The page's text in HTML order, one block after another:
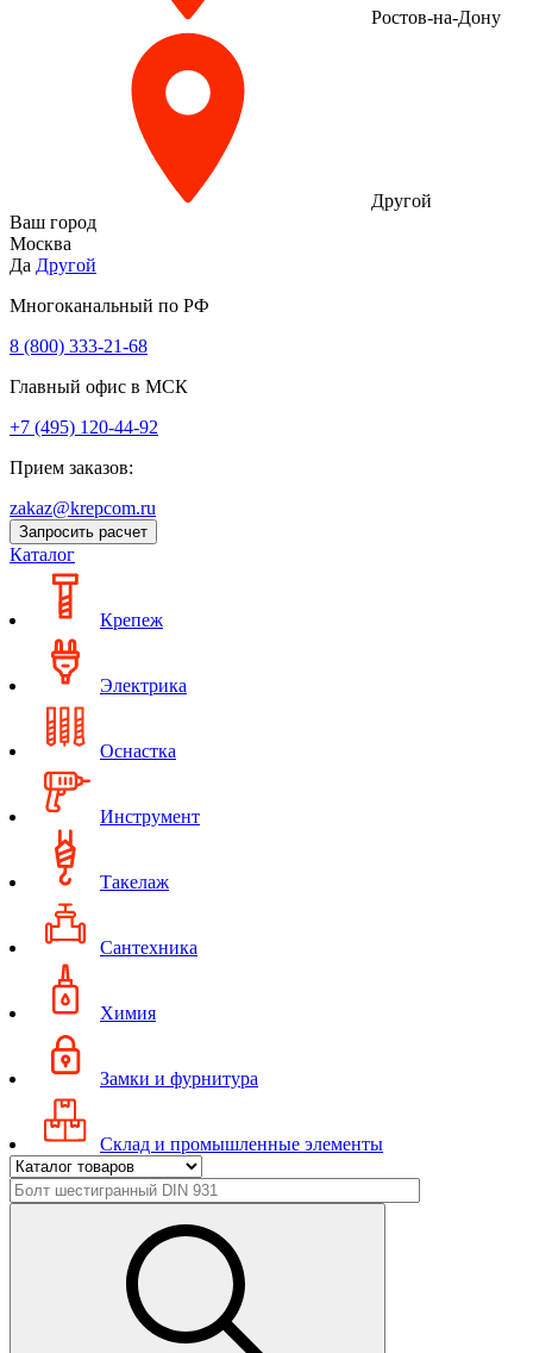
Ростов-на-Дону
Другой
Ваш город
Москва
Да Другой
Многоканальный по РФ
8 (800) 333‑21-68
Главный офис в МСК
+7 (495) 120-44-92
Прием заказов:
zakaz@krepcom.ru
Запросить расчет
Каталог
Крепеж
Электрика
Оснастка
Инструмент
Такелаж
Сантехника
Химия
Замки и фурнитура
Склад и промышленные элементы